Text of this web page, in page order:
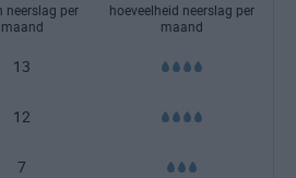
neerslag per
maand
hoeveelheid neerslag per
maand
13
12
7